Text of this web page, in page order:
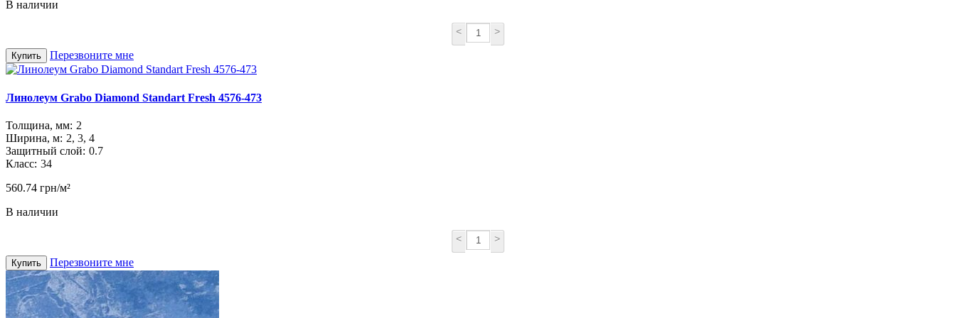
В наличии
< >
Купить Перезвоните мне
Линолеум Grabo Diamond Standart Fresh 4576-473
Толщина, мм: 2
Ширина, м: 2, 3, 4
Защитный слой: 0.7
Класс: 34
560.74 грн/м²
В наличии
< >
Купить Перезвоните мне